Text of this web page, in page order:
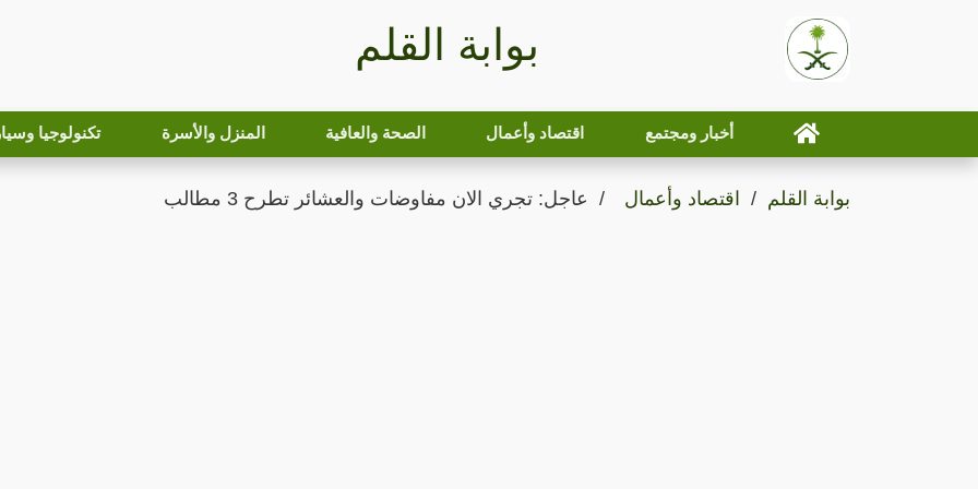
بوابة القلم
أخبار ومجتمع اقتصاد وأعمال الصحة والعافية المنزل والأسرة تكنولوجيا
بوابة القلم اقتصاد وأعمال عاجل: تجري الان مفاوضات والعشائر تطرح 3 مطالب